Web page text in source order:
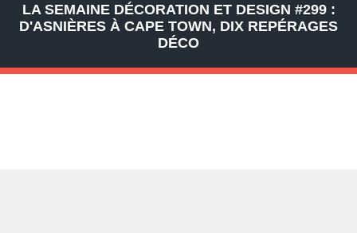
LA SEMAINE DÉCORATION ET DESIGN #299 :
D'ASNIÈRES À CAPE TOWN, DIX REPÉRAGES
DÉCO